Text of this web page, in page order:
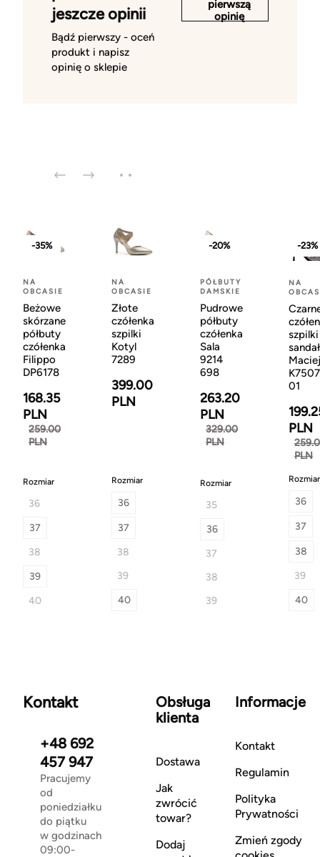
jeszcze opinii
Bądź pierwszy - oceń
produkt i napisz
opinię o sklepie
pierwszą
opinię
-35%
NA
OBCASIE
Beżowe
skórzane
półbuty
czółenka
Filippo
DP6178
168.35
PLN
259.00
PLN
Rozmiar
36
37
38
39
40
NA
OBCASIE
Złote
czółenka
szpilki
Kotyl
7289
399.00
PLN
Rozmiar
36
37
38
39
40
-20%
PÓŁBUTY
DAMSKIE
Pudrowe
półbuty
czółenka
Sala
9214
698
263.20
PLN
329.00
PLN
Rozmiar
35
36
37
38
39
-23%
NA
szpilki
01
PLN
PLN
Rozmiar
36
37
38
39
40
Kontakt
+48 692
457 947
Pracujemy
od
poniedziałku
do piątku
w godzinach
09:00-
Obsługa
klienta
Dostawa
Jak
zwrócić
towar?
Dodaj
Informacje
Kontakt
Regulamin
Polityka
Prywatności
Zmień zgody